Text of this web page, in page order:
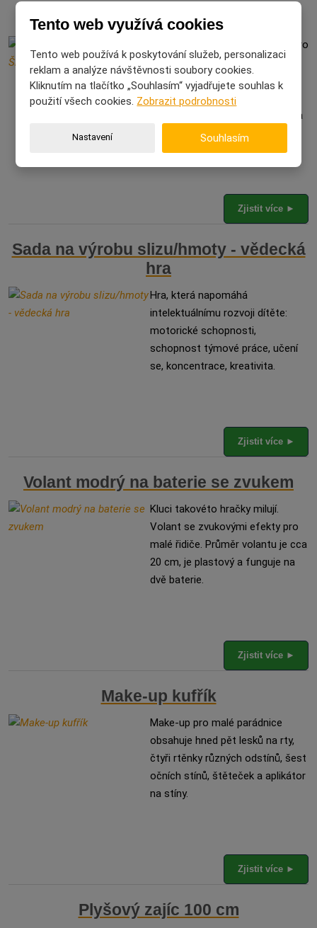
Magnetický kalendář - Školka
Originální magnetický kalendář pro
děti, které si rády hrají s
magnetkami. Kalendář má
magnetickou podložku a 114
magnetek, které děti přikládají na
Zjistit více ►
Sada na výrobu slizu/hmoty - vědecká
hra
Hra, která napomáhá
intelektuálnímu rozvoji dítěte:
motorické schopnosti,
schopnost týmové práce, učení
se, koncentrace, kreativita.
Zjistit více ►
Volant modrý na baterie se zvukem
Kluci takovéto hračky milují.
Volant se zvukovými efekty pro
malé řidiče. Průměr volantu je cca
20 cm, je plastový a funguje na
dvě baterie.
Zjistit více ►
Make-up kufřík
Make-up pro malé parádnice
obsahuje hned pět lesků na rty,
čtyři rtěnky různých odstínů, šest
očních stínů, štěteček a aplikátor
na stíny.
Zjistit více ►
Plyšový zajíc 100 cm
Tento web využívá cookies
Tento web používá k poskytování služeb, personalizaci
reklam a analýze návštěvnosti soubory cookies.
Kliknutím na tlačítko „Souhlasím“ vyjadřujete souhlas k
použití všech cookies. Zobrazit podrobnosti
Nastavení Souhlasím